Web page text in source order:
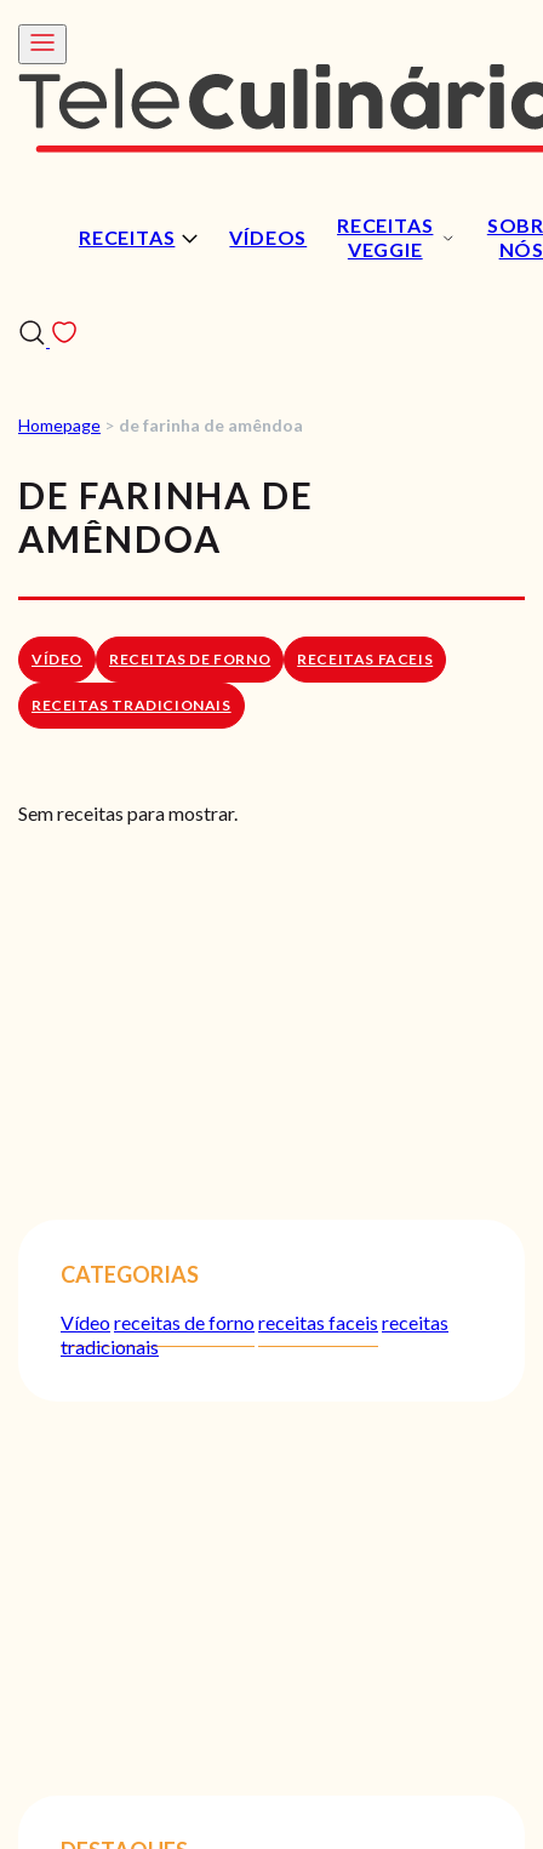
RECEITAS VÍDEOS
RECEITAS
VEGGIE
NÓS
RECEITAS
VÍDEOS
RECEITAS VEGGIE
LOJA ONLINE
Homepage > de farinha de amêndoa
DE FARINHA DE
AMÊNDOA
VÍDEO RECEITAS DE FORNO RECEITAS FACEIS
RECEITAS TRADICIONAIS
Sem receitas para mostrar.
CATEGORIAS
Vídeoreceitas de fornoreceitas faceis receitas
tradicionais